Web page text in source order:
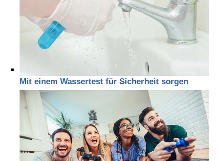
Mit einem Wassertest für Sicherheit sorgen